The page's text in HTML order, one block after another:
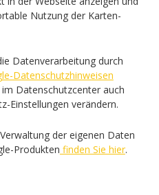
Nutzung der Karten-
Datenverarbeitung durch
Datenschutzhinweisen
Datenschutzcenter auch
Einstellungen verändern.
der eigenen Daten
Produkten finden Sie hier.